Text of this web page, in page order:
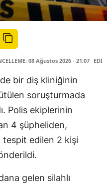
08 Ağustos 2026 - 21:07
bir diş kliniğinin
soruşturmada
Polis ekiplerinin
4 şüpheliden,
tespit edilen 2 kişi
gelen silahlı